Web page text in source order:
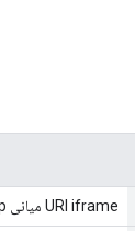
URI iframe میانی One Tap شما